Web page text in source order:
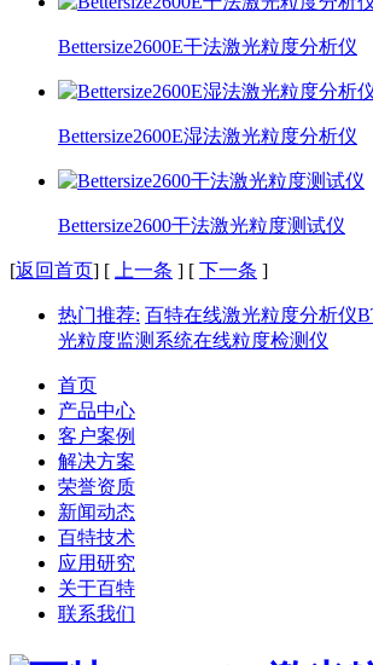
Bettersize2600E干法激光粒度分析仪
Bettersize2600E湿法激光粒度分析仪
Bettersize2600干法激光粒度测试仪
[返回首页] [ 上一条 ] [ 下一条 ]
热门推荐: 百特在线激光粒度分析仪
光粒度监测系统在线粒度检测仪
首页
产品中心
客户案例
解决方案
荣誉资质
新闻动态
百特技术
应用研究
关于百特
联系我们